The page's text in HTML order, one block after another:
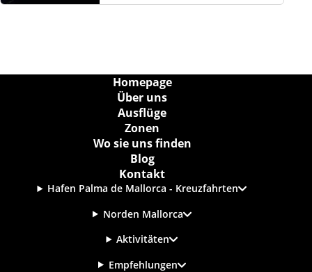
Homepage
Über uns
Ausflüge
Zonen
Wo sie uns finden
Blog
Kontakt
Hafen Palma de Mallorca - Kreuzfahrten
Norden Mallorca
Aktivitäten
Empfehlungen